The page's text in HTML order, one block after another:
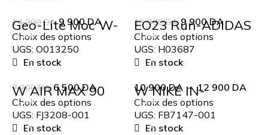
14 900DA 9 900DA
Choix des options
13 900DA 9 900DA
Choix des options
-10%
Geo-Lite Moc W-
HI-TEC
UGS: O013250
En stock
7 200DA 6 500DA
Choix des options
-16%
EQ23 Run-ADIDAS
UGS: H03687
En stock
10 900DA – 12 900 DA
Choix des options
-15%
W AIR MAX 90
AMD
UGS: FJ3208-001
En stock
-13%
W NIKE IN-
SEASON TR 13
PRM
UGS: FB7147-001
En stock